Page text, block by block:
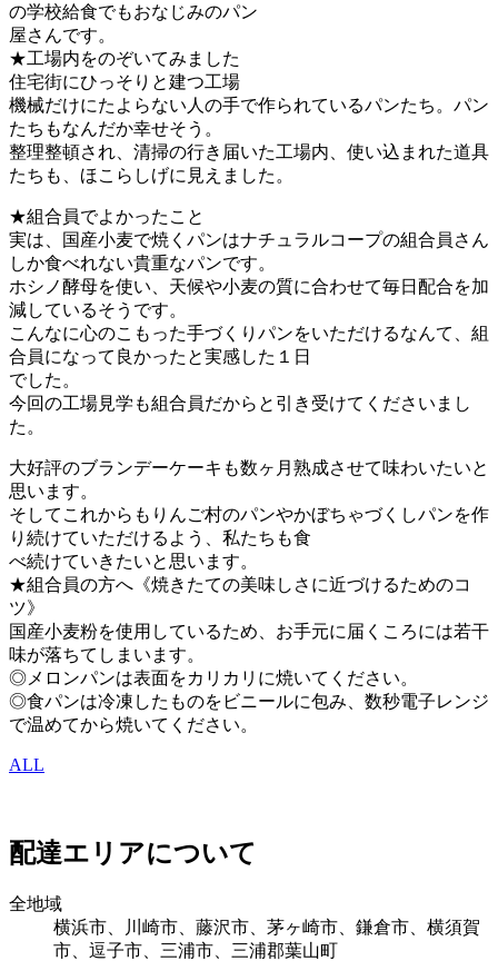
の学校給食でもおなじみのパン
屋さんです。
★工場内をのぞいてみました
住宅街にひっそりと建つ工場
機械だけにたよらない人の手で作られているパンたち。パン
たちもなんだか幸せそう。
整理整頓され、清掃の行き届いた工場内、使い込まれた道具
たちも、ほこらしげに見えました。
★組合員でよかったこと
実は、国産小麦で焼くパンはナチュラルコープの組合員さん
しか食べれない貴重なパンです。
ホシノ酵母を使い、天候や小麦の質に合わせて毎日配合を加
減しているそうです。
こんなに心のこもった手づくりパンをいただけるなんて、組
合員になって良かったと実感した１日
でした。
今回の工場見学も組合員だからと引き受けてくださいまし
た。
大好評のブランデーケーキも数ヶ月熟成させて味わいたいと
思います。
そしてこれからもりんご村のパンやかぼちゃづくしパンを作
り続けていただけるよう、私たちも食
べ続けていきたいと思います。
★組合員の方へ《焼きたての美味しさに近づけるためのコ
ツ》
国産小麦粉を使用しているため、お手元に届くころには若干
味が落ちてしまいます。
◎メロンパンは表面をカリカリに焼いてください。
◎食パンは冷凍したものをビニールに包み、数秒電子レンジ
で温めてから焼いてください。
ALL
配達エリアについて
全地域
横浜市、川崎市、藤沢市、茅ヶ崎市、鎌倉市、横須賀
市、逗子市、三浦市、三浦郡葉山町